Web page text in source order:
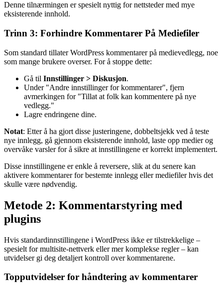
Denne tilnærmingen er spesielt nyttig for nettsteder med mye
eksisterende innhold.
Trinn 3: Forhindre Kommentarer På Mediefiler
Som standard tillater WordPress kommentarer på medievedlegg, noe
som mange brukere overser. For å stoppe dette:
Gå til Innstillinger > Diskusjon.
Under "Andre innstillinger for kommentarer", fjern
avmerkingen for "Tillat at folk kan kommentere på nye
vedlegg."
Lagre endringene dine.
Notat: Etter å ha gjort disse justeringene, dobbeltsjekk ved å teste
nye innlegg, gå gjennom eksisterende innhold, laste opp medier og
overvåke varsler for å sikre at innstillingene er korrekt implementert.
Disse innstillingene er enkle å reversere, slik at du senere kan
aktivere kommentarer for bestemte innlegg eller mediefiler hvis det
skulle være nødvendig.
Metode 2: Kommentarstyring med
plugins
Hvis standardinnstillingene i WordPress ikke er tilstrekkelige –
spesielt for multisite-nettverk eller mer komplekse regler – kan
utvidelser gi deg detaljert kontroll over kommentarene.
Topputvidelser for håndtering av kommentarer